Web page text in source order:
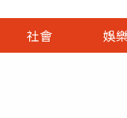
社會 娛樂
財經首頁
熱線
政